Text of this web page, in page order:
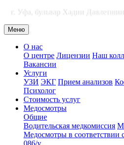
г. Уфа, бульвар Хадии
Меню
О нас
О центре Лицензии Наш
Вакансии
Услуги
УЗИ ЭКГ Прием анализов
Психолог
Стоимость услуг
Медосмотры
Общие
Водительская медкомиссия
Медосмотры в соответствии
086/у